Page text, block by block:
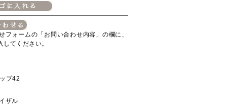
フォームの「お問い合わせ内容」の欄に、
てください。
プ42
ザル